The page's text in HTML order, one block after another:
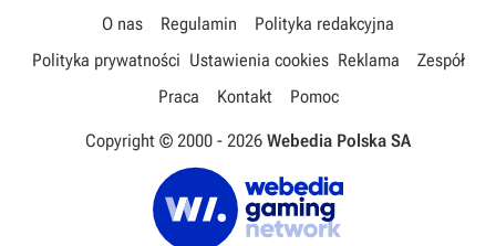
O nas Regulamin
Polityka redakcyjna
Polityka prywatności Ustawienia cookies Reklama
Zespół
Praca
Kontakt Pomoc
Copyright © 2000 - 2026 Webedia Polska SA